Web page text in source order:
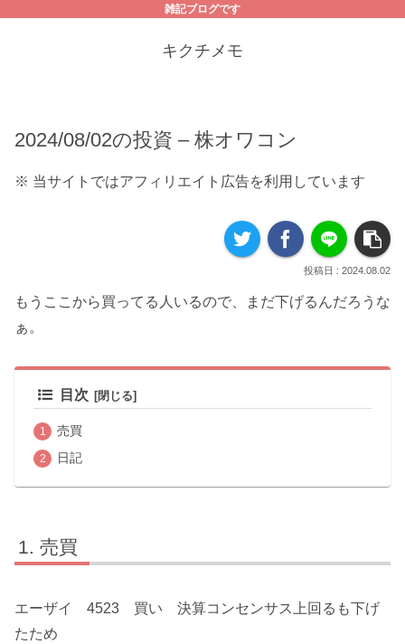
雑記ブログです
キクチメモ
2024/08/02の投資 – 株オワコン
※ 当サイトではアフィリエイト広告を利用しています
2024.08.02
もうここから買ってる人いるので、まだ下げるんだろうな
ぁ。
目次
売買
日記
売買
エーザイ 4523 買い 決算コンセンサス上回るも下げ
たため